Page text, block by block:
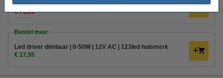
Voordeelverpakking | 6 stuks
€ 75,50
Bestel mee:
Led driver dimbaar | 0-50W | 12V AC | 123led huismerk
€ 17,95